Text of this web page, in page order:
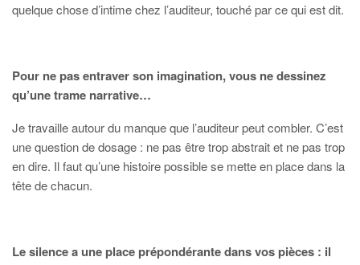
quelque chose d’intime chez l’auditeur, touché par ce qui est dit.
Pour ne pas entraver son imagination, vous ne dessinez
qu’une trame narrative…
Je travaille autour du manque que l’auditeur peut combler. C’est
une question de dosage : ne pas être trop abstrait et ne pas trop
en dire. Il faut qu’une histoire possible se mette en place dans la
tête de chacun.
Le silence a une place prépondérante dans vos pièces : il